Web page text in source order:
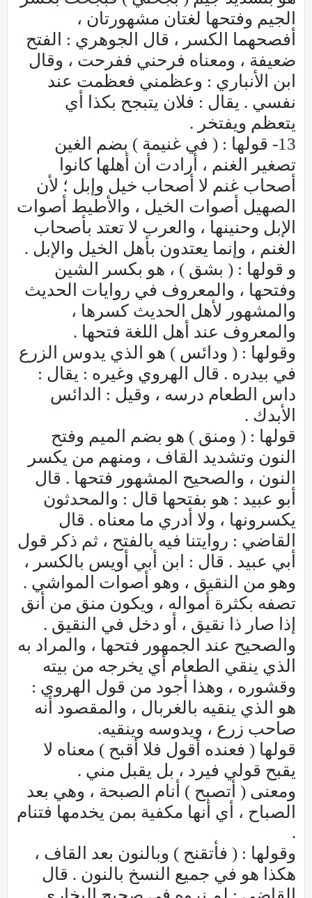
الجيم وفتحها لغتان مشهورتان ،
أفصحهما الكسر ، قال الجوهري : الفتح
ضعيفة ، ومعناه فرحني ففرحت ، وقال
ابن الأنباري : وعظمني فعظمت عند
نفسي . يقال : فلان يتبجح بكذا أي
يتعظم ويفتخر .
13- قولها : ( في غنيمة ) بضم الغين
تصغير الغنم ، أرادت أن أهلها كانوا
أصحاب غنم لا أصحاب خيل وإبل ؛ لأن
الصهيل أصوات الخيل ، والأطيط أصوات
الإبل وحنينها ، والعرب لا تعتد بأصحاب
الغنم ، وإنما يعتدون بأهل الخيل والإبل .
و قولها : ( بشق ) ، هو بكسر الشين
وفتحها ، والمعروف في روايات الحديث
والمشهور لأهل الحديث كسرها ،
والمعروف عند أهل اللغة فتحها .
وقولها : ( ودائس ) هو الذي يدوس الزرع
في بيدره . قال الهروي وغيره : يقال :
داس الطعام درسه ، وقيل : الدائس
الأبدك .
قولها : ( ومنق ) هو بضم الميم وفتح
النون وتشديد القاف ، ومنهم من يكسر
النون ، والصحيح المشهور فتحها . قال
أبو عبيد : هو بفتحها قال : والمحدثون
يكسرونها ، ولا أدري ما معناه . قال
القاضي : روايتنا فيه بالفتح ، ثم ذكر قول
أبي عبيد . قال : ابن أبي أويس بالكسر ،
وهو من النقيق ، وهو أصوات المواشي .
تصفه بكثرة أمواله ، ويكون منق من أنق
إذا صار ذا نقيق ، أو دخل في النقيق .
والصحيح عند الجمهور فتحها ، والمراد به
الذي ينقي الطعام أي يخرجه من بيته
وقشوره ، وهذا أجود من قول الهروي :
هو الذي ينقيه بالغربال ، والمقصود أنه
صاحب زرع ، ويدوسه وينقيه.
قولها ( فعنده أقول فلا أقبح ) معناه لا
يقبح قولي فيرد ، بل يقبل مني .
ومعنى ( أتصبح ) أنام الصبحة ، وهي بعد
الصباح ، أي أنها مكفية بمن يخدمها فتنام
.
وقولها : ( فأتقنح ) وبالنون بعد القاف ،
هكذا هو في جميع النسخ بالنون . قال